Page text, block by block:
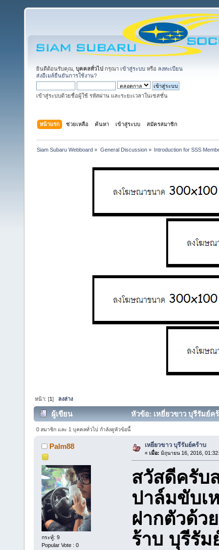
ยินดีต้อนรับคุณ, บุคคลทั่วไป กรุณา เข้าสู่ระบบ หรือ ลงทะเบียน
ส่งอีเมล์ยืนยันการใช้งาน?
เข้าสู่ระบบด้วยชื่อผู้ใช้ รหัสผ่าน และระยะเวลาในเซสชั่น
หน้าแรก ช่วยเหลือ ค้นหา เข้าสู่ระบบ สมัครสมาชิก
Siam Subaru Webboard » General Discussion» Introduction for SSS
หน้า: [1] ลงล่าง
ผู้เขียน หัวข้อ: เหยี่ยวขาว บุรีรัมย์ค
0 สมาชิก และ 1 บุคคลทั่วไป กำลังดูหัวข้อนี้
Palm88
กระทู้: 9
Popular Vote : 0
เหยี่ยวขาว บุรีรัมย์คร้าบ
« เมื่อ: มิถุนายน 16, 2016,
สวัสดีครับ
ปาล์มขับเ
ฝากตัวด้ว
ร้าบ บุรีรัม